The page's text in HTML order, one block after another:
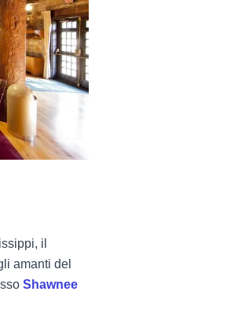
il
amanti del
Shawnee